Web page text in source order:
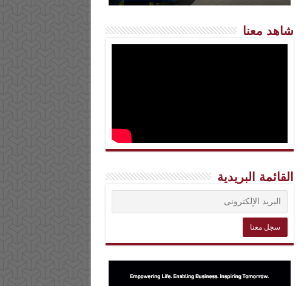
شاهد معنا
القائمة البريدية